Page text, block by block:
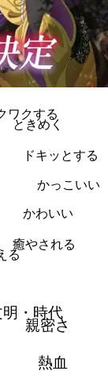
ワクする
ときめく
ドキッとする
かっこいい
かわいい
癒やされる
る
明・時代
親密さ
熱血